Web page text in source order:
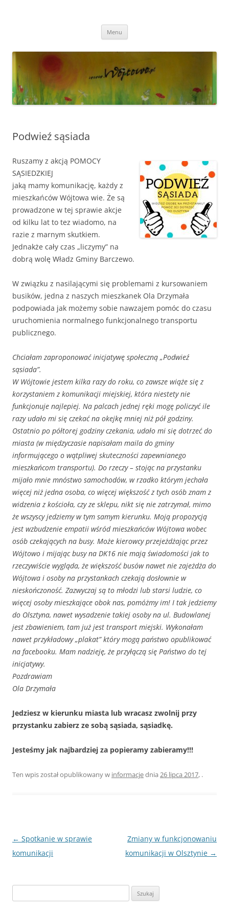
Menu
Podwieź sąsiada
Ruszamy z akcją POMOCY
SĄSIEDZKIEJ
jaką mamy komunikację, każdy z
mieszkańców Wójtowa wie. Że są
prowadzone w tej sprawie akcje
od kilku lat to tez wiadomo, na
razie z marnym skutkiem.
Jednakże cały czas „liczymy” na
dobrą wolę Władz Gminy Barczewo.
W związku z nasilającymi się problemami z kursowaniem
busików, jedna z naszych mieszkanek Ola Drzymała
podpowiada jak możemy sobie nawzajem pomóc do czasu
uruchomienia normalnego funkcjonalnego transportu
publicznego.
Chciałam zaproponować inicjatywę społeczną „Podwieź
sąsiada”.
W Wójtowie jestem kilka razy do roku, co zawsze wiąże się z
korzystaniem z komunikacji miejskiej, która niestety nie
funkcjonuje najlepiej. Na palcach jednej ręki mogę policzyć ile
razy udało mi się czekać na okejkę mniej niż pół godziny.
Ostatnio po półtorej godziny czekania, udało mi się dotrzeć do
miasta (w międzyczasie napisałam maila do gminy
informującego o wątpliwej skuteczności zapewnianego
mieszkańcom transportu). Do rzeczy – stojąc na przystanku
mijało mnie mnóstwo samochodów, w rzadko którym jechała
więcej niż jedna osoba, co więcej większość z tych osób znam z
widzenia z kościoła, czy ze sklepu, nikt się nie zatrzymał, mimo
że wszyscy jedziemy w tym samym kierunku. Moją propozycją
jest wzbudzenie empatii wśród mieszkańców Wójtowa wobec
osób czekających na busy. Może kierowcy przejeżdżając przez
Wójtowo i mijając busy na DK16 nie mają świadomości jak to
rzeczywiście wygląda, że większość busów nawet nie zajeżdża do
Wójtowa i osoby na przystankach czekają dosłownie w
nieskończoność. Zazwyczaj są to młodzi lub starsi ludzie, co
więcej osoby mieszkające obok nas, pomóżmy im! I tak jedziemy
do Olsztyna, nawet wysadzenie takiej osoby na ul. Budowlanej
jest zbawieniem, tam już jest transport miejski. Wykonałam
nawet przykładowy „plakat” który mogą państwo opublikować
na facebooku. Mam nadzieję, że przyłączą się Państwo do tej
inicjatywy.
Pozdrawiam
Ola Drzymała
Jedziesz w kierunku miasta lub wracasz zwolnij przy
przystanku zabierz ze sobą sąsiada, sąsiadkę.
Jesteśmy jak najbardziej za popieramy zabieramy!!!
Ten wpis został opublikowany w informacjednia 26 lipca 2017, .
Nawigacja
wpisu
← Spotkanie w sprawie
komunikacji
Zmiany w funkcjonowaniu
komunikacji w Olsztynie →